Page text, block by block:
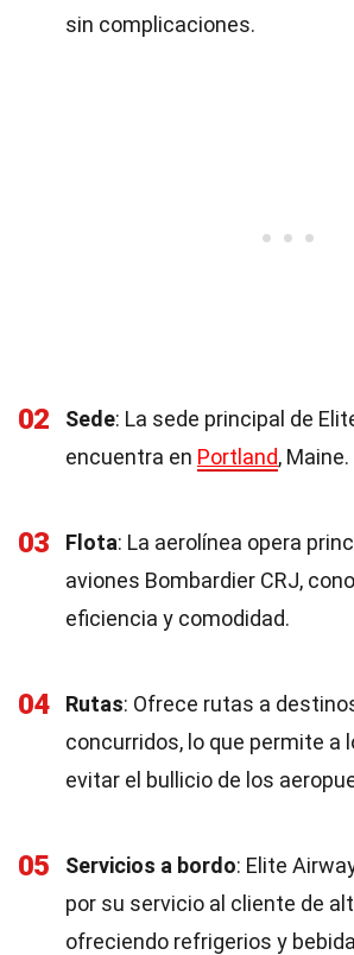
sin complicaciones.
02 Sede: La sede principal de
encuentra en Portland, Maine.
03 Flota: La aerolínea opera
aviones Bombardier CRJ,
eficiencia y comodidad.
04 Rutas: Ofrece rutas a
concurridos, lo que permite a
evitar el bullicio de los
05 Servicios a bordo: Elite
por su servicio al cliente de
ofreciendo refrigerios y